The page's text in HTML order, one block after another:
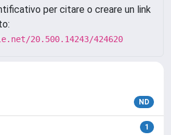
per citare o creare un link
20.500.14243/424620
ND
1